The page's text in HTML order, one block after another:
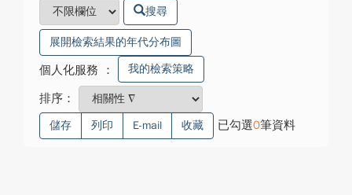
搜尋
展開檢索結果的年代分布圖
個人化服務 ： 我的檢索策略
排序：
儲存 列印 E-mail 收藏 已勾選0筆資料